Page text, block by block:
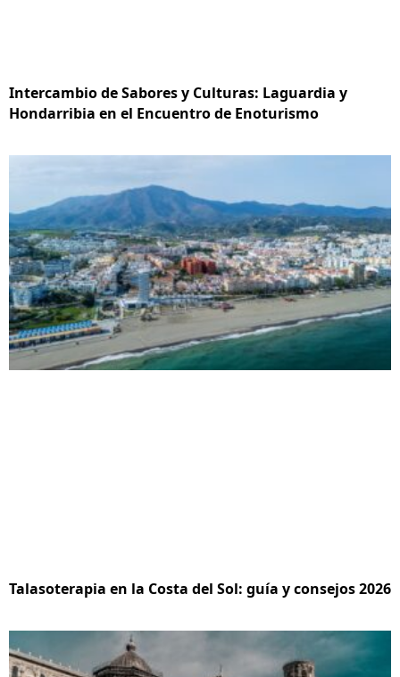
Intercambio de Sabores y Culturas: Laguardia y
Hondarribia en el Encuentro de Enoturismo
Talasoterapia en la Costa del Sol: guía y consejos 2026